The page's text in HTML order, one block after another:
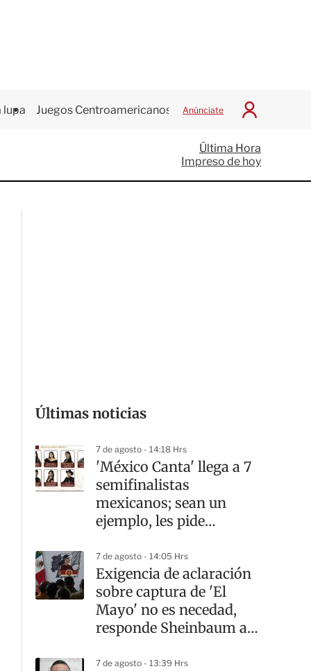
lupa Juegos Centroamericanos Anúnciate
I
c
i
a
Última Hora
Impreso de hoy
Últimas noticias
7 de agosto - 14:18 Hrs
'México Canta' llega a 7
semifinalistas
mexicanos; sean un
ejemplo, les pide
7 de agosto - 14:05 Hrs
Exigencia de aclaración
sobre captura de 'El
Mayo' no es necedad,
responde Sheinbaum a
7 de agosto - 13:39 Hrs